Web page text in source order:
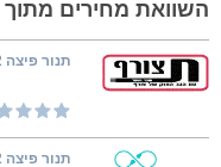
השוואת מחירים מתוך 2 חנויות
‏תנור פיצה Sol SL1332
‏תנור פיצה SOL SL1332